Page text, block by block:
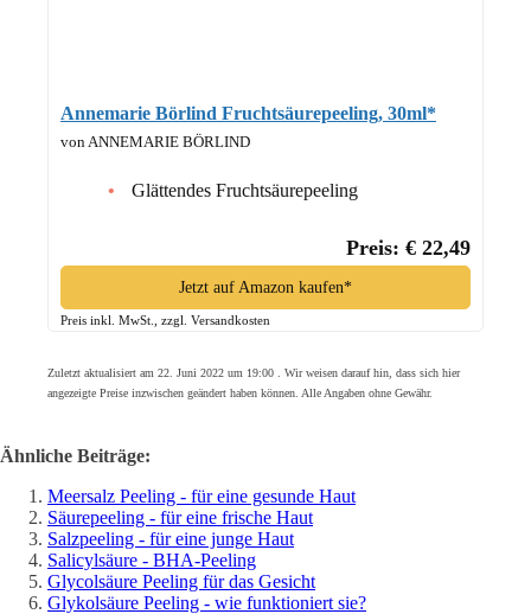
Annemarie Börlind Fruchtsäurepeeling, 30ml*
von ANNEMARIE BÖRLIND
Glättendes Fruchtsäurepeeling
Preis: € 22,49
Jetzt auf Amazon kaufen*
Preis inkl. MwSt., zzgl. Versandkosten
Zuletzt aktualisiert am 22. Juni 2022 um 19:00 . Wir weisen darauf hin, dass sich hier
angezeigte Preise inzwischen geändert haben können. Alle Angaben ohne Gewähr.
Ähnliche Beiträge:
Meersalz Peeling - für eine gesunde Haut
Säurepeeling - für eine frische Haut
Salzpeeling - für eine junge Haut
Salicylsäure - BHA-Peeling
Glycolsäure Peeling für das Gesicht
Glykolsäure Peeling - wie funktioniert sie?